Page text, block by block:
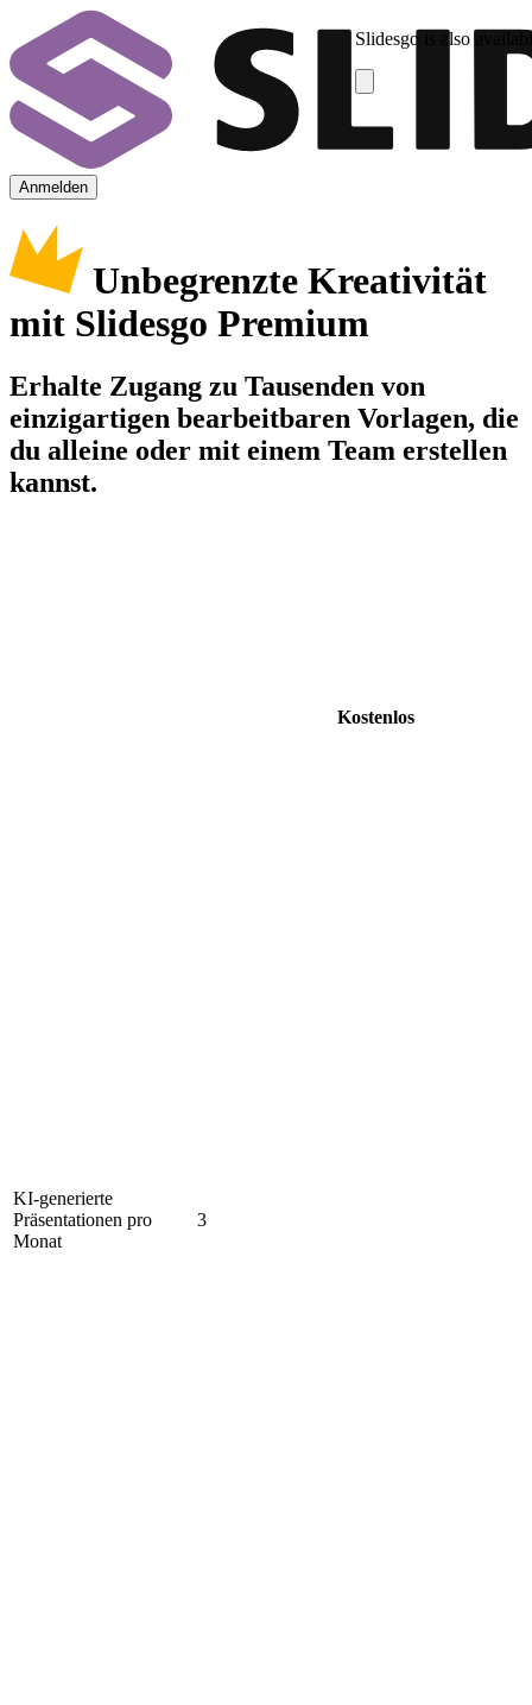
Slidesgo is also
Anmelden
Unbegrenzte Kreativität
mit Slidesgo Premium
Erhalte Zugang zu Tausenden von
einzigartigen bearbeitbaren Vorlagen, die
du alleine oder mit einem Team erstellen
kannst.
Kostenlos
KI-generierte
Präsentationen pro
Monat
3